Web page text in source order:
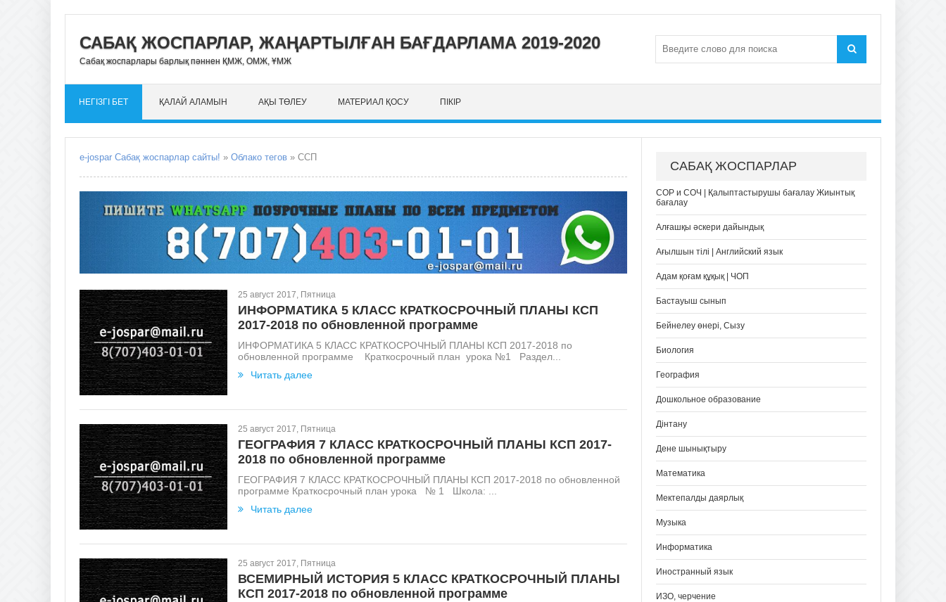
САБАҚ ЖОСПАРЛАР, ЖАҢАРТЫЛҒАН БАҒДАРЛАМА 2019-2020
Сабақ жоспарлары барлық пәннен ҚМЖ, ОМЖ, ҰМЖ
НЕГІЗГІ БЕТ ҚАЛАЙ АЛАМЫН АҚЫ ТӨЛЕУ МАТЕРИАЛ ҚОСУ ПІКІР
e-jospar Сабақ жоспарлар сайты! » Облако тегов » ССП
25 август 2017, Пятница
ИНФОРМАТИКА 5 КЛАСС КРАТКОСРОЧНЫЙ ПЛАНЫ КСП
2017-2018 по обновленной программе
ИНФОРМАТИКА 5 КЛАСС КРАТКОСРОЧНЫЙ ПЛАНЫ КСП 2017-2018 по
обновленной программе Краткосрочный план урока №1 Раздел...
Читать далее
25 август 2017, Пятница
ГЕОГРАФИЯ 7 КЛАСС КРАТКОСРОЧНЫЙ ПЛАНЫ КСП 2017-
2018 по обновленной программе
ГЕОГРАФИЯ 7 КЛАСС КРАТКОСРОЧНЫЙ ПЛАНЫ КСП 2017-2018 по обновленной
программе Краткосрочный план урока № 1 Школа: ...
Читать далее
25 август 2017, Пятница
ВСЕМИРНЫЙ ИСТОРИЯ 5 КЛАСС КРАТКОСРОЧНЫЙ ПЛАНЫ
КСП 2017-2018 по обновленной программе
САБАҚ ЖОСПАРЛАР
СОР и СОЧ | Қалыптастырушы бағалау Жиынтық
бағалау
Алғашқы әскери дайындық
Ағылшын тілі | Английский язык
Адам қоғам құқық | ЧОП
Бастауыш сынып
Бейнелеу өнері, Сызу
Биология
География
Дошкольное образование
Дінтану
Дене шынықтыру
Математика
Мектепалды даярлық
Музыка
Информатика
Иностранный язык
ИЗО, черчение